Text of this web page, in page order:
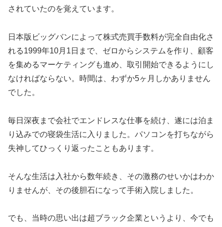
されていたのを覚えています。
日本版ビッグバンによって株式売買手数料が完全自由化さ
れる1999年10月1日まで、ゼロからシステムを作り、顧客
を集めるマーケティングも進め、取引開始できるようにし
なければならない。時間は、わずか5ヶ月しかありません
でした。
毎日深夜まで会社でエンドレスな仕事を続け、遂には泊ま
り込みでの寝袋生活に入りました。パソコンを打ちながら
失神してひっくり返ったこともあります。
そんな生活は入社から数年続き、その激務のせいかはわか
りませんが、その後胆石になって手術入院しました。
でも、当時の思い出は超ブラック企業というより、今でも